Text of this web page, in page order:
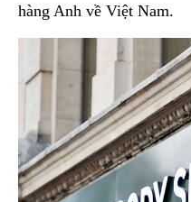
hàng Anh về Việt Nam.